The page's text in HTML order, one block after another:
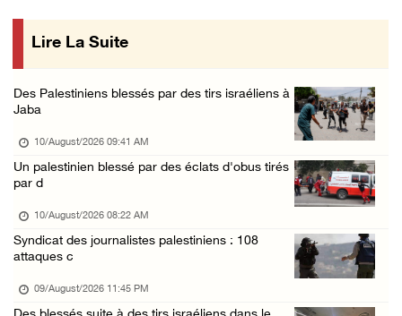
Les colons déracinent des dizaines d’arbres ...
133 colons israéliens font irruption dans la ...
Des cultures endommagées après le pâturage d ...
09/August/2026 12:03 PM
Gaza : le bilan de la guerre atteint 73.386 ...
09/August/2026 11:54 AM
Le Président Abbas rend hommage à Diab Al-Lo ...
Lire La Suite
Des Palestiniens blessés par des tirs israéliens à
Jaba
10/August/2026 09:41 AM
Un palestinien blessé par des éclats d'obus tirés
par d
10/August/2026 08:22 AM
Syndicat des journalistes palestiniens : 108
attaques c
09/August/2026 11:45 PM